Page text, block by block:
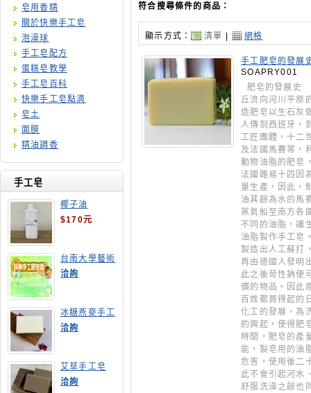
皂用香精
關於快樂手工皂
泡澡球
手工皂配方
蛋糕皂教學
手工皂百科
快樂手工皂點滴
皂土
面膜
精油調香
手工皂
椰子油
$170元
台南大學藝術
手工皂師資培
訓班
洽詢
冰糖燕麥手工
皂
洽詢
艾草手工皂
洽詢
符合搜尋條件的商品：
顯示方式： 清單 | 網格
手工肥皂的發展
SOAPRY001
肥皂的發展史
丘流向河川平
造肥皂以生石灰
人傳到西班牙，
工匠團體，十二
及法國馬賽等，
動物油脂的肥皂
法國路易十四因
量生產，因此，
油其餘為水的馬
蒸氣船至南方各
不同的油脂，讓
油脂製作手工
製造出人工蘇
再由德國人發明
此之後苛性鈉便
價的物品。因此
百姓都買得起
化工的發展，為
的興起，使得肥
時間，肥皂的
能，製皂用的油
危害，使用後二
此不會引起河水
舒服洗澡之餘也